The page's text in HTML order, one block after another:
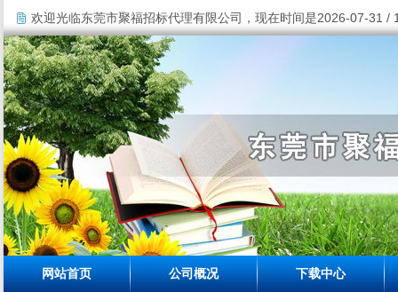
欢迎光临东莞市聚福招标代理有限公司，现在时间是2026-07-31 /
网站首页 公司概况 下载中心